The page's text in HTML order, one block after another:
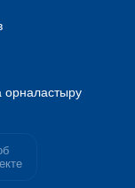
орналастыру